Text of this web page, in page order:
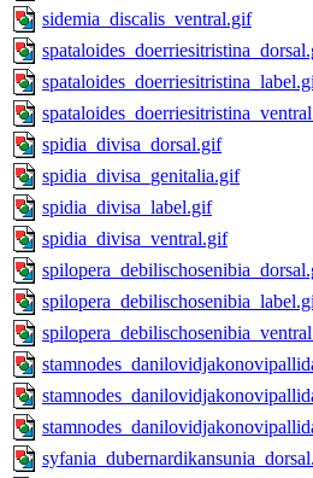
sidemia_discalis_ventral.gif
spidia_divisa_dorsal.gif
spidia_divisa_genitalia.gif
spidia_divisa_label.gif
spidia_divisa_ventral.gif